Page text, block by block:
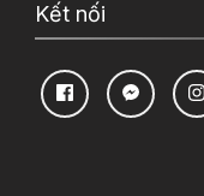
Kết nối